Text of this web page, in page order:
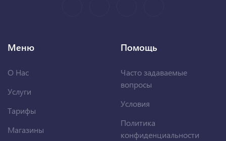
Меню
О Нас
Услуги
Тарифы
Магазины
Помощь
Часто задаваемые
вопросы
Условия
Политика
конфиденциальности